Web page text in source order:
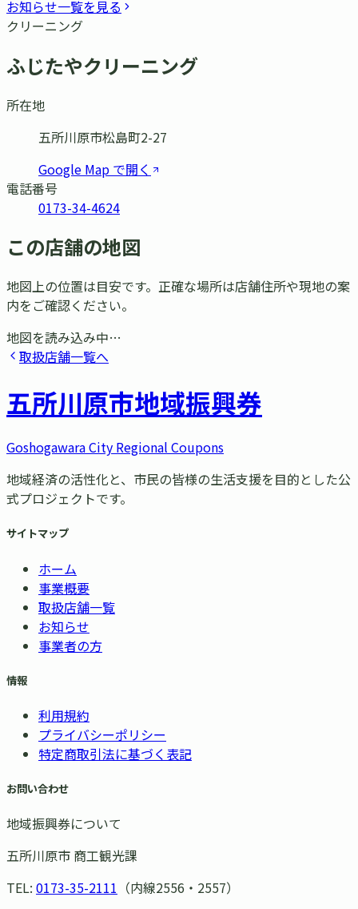
お知らせ一覧を見る
クリーニング
ふじたやクリーニング
所在地
五所川原市松島町2-27
Google Map で開く
電話番号
0173-34-4624
この店舗の地図
地図上の位置は目安です。正確な場所は店舗住所や現地の案
内をご確認ください。
地図を読み込み中…
取扱店舗一覧へ
五所川原市地域振興券
Goshogawara City Regional Coupons
地域経済の活性化と、市民の皆様の生活支援を目的とした公
式プロジェクトです。
サイトマップ
ホーム
事業概要
取扱店舗一覧
お知らせ
事業者の方
情報
利用規約
プライバシーポリシー
特定商取引法に基づく表記
お問い合わせ
地域振興券について
五所川原市 商工観光課
TEL: 0173-35-2111 （内線2556・2557）